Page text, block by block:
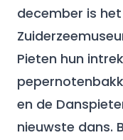
december is
Pieten hun
en de
nieuwste dans.